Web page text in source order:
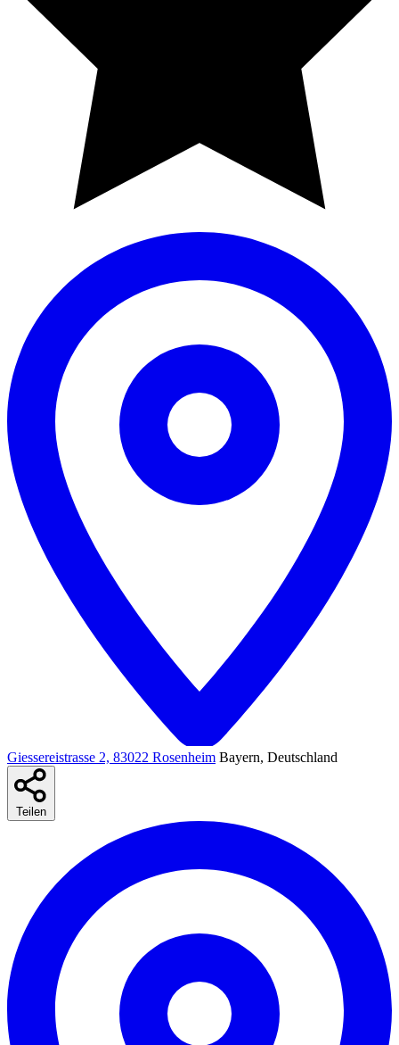
Giessereistrasse 2, 83022 Rosenheim Bayern, Deutschland
Teilen